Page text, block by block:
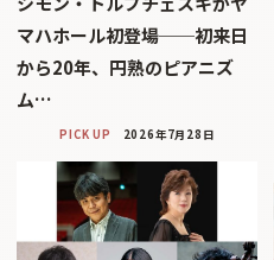
マハホール初登場──初来日
から20年、円熟のピアニズ
ム…
PICK UP 2026年7月28日